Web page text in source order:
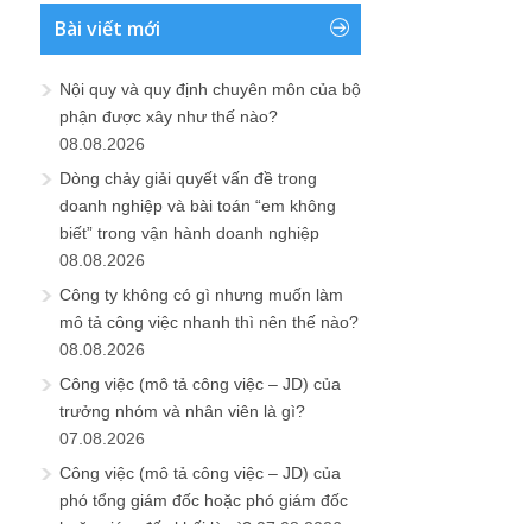
Bài viết mới
Nội quy và quy định chuyên môn của bộ
phận được xây như thế nào?
08.08.2026
Dòng chảy giải quyết vấn đề trong
doanh nghiệp và bài toán “em không
biết” trong vận hành doanh nghiệp
08.08.2026
Công ty không có gì nhưng muốn làm
mô tả công việc nhanh thì nên thế nào?
08.08.2026
Công việc (mô tả công việc – JD) của
trưởng nhóm và nhân viên là gì?
07.08.2026
Công việc (mô tả công việc – JD) của
phó tổng giám đốc hoặc phó giám đốc